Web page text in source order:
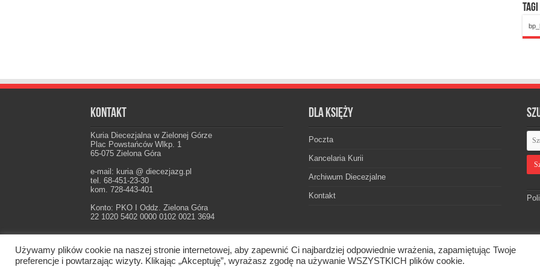
Tagi
Kontakt
Kuria Diecezjalna w Zielonej Górze
Plac Powstańców Wlkp. 1
65-075 Zielona Góra
e-mail: kuria @ diecezjazg.pl
tel. 68-451-23-30
kom. 728-443-401
Konto: PKO I Oddz. Zielona Góra
22 1020 5402 0000 0102 0021 3694
Dla księży
Poczta
Kancelaria Kurii
Archiwum Diecezjalne
Kontakt
Oficjalna strona Diecezji Zielonogórsko-Gorzowskiej. © 2026. Wszelkie prawa zastrzeżone.
Używamy plików cookie na naszej stronie internetowej, aby zapewnić Ci najbardziej odpowiednie wrażenia, zapamiętując Twoje
preferencje i powtarzając wizyty. Klikając „Akceptuję”, wyrażasz zgodę na używanie WSZYSTKICH plików cookie.